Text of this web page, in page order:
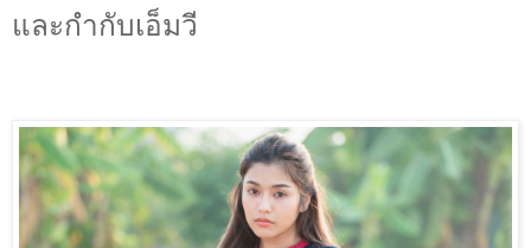
และกำกับเอ็มวี